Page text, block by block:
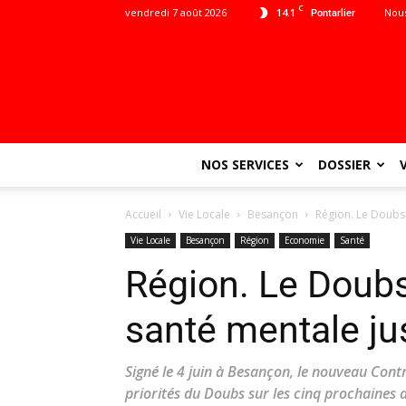
14.1 C Pontarlier
vendredi 7 août 2026
NOS SERVICES DOSSIER
Accueil Vie Locale Besançon Région. Le
Vie Locale Besançon Région Economie Santé
Région. Le
santé mentale
Signé le 4 juin à Besançon, le nouveau
priorités du Doubs sur les cinq prochaines